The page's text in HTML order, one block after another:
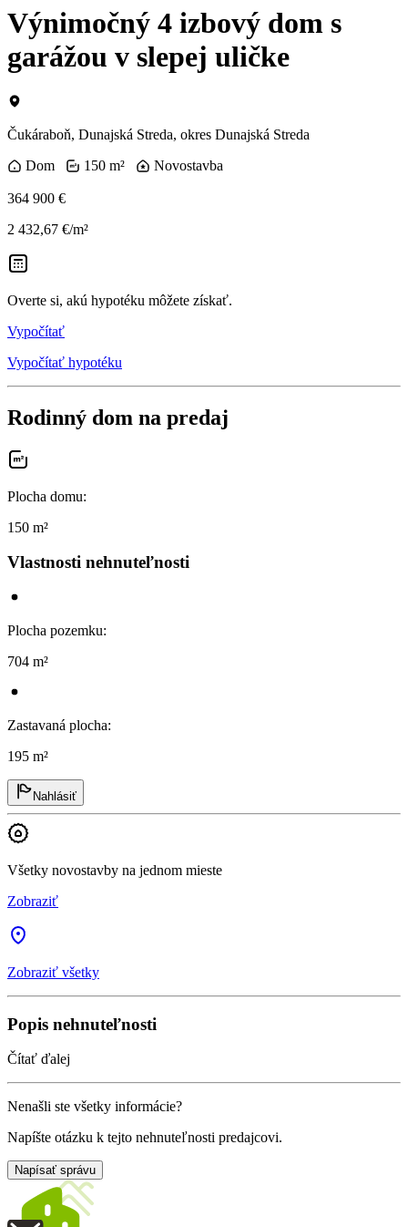
Výnimočný 4 izbový dom s
garážou v slepej uličke
Čukáraboň, Dunajská Streda, okres Dunajská Streda
Dom
150 m² Novostavba
364 900 €
2 432,67 €/m²
Overte si, akú hypotéku môžete získať.
Vypočítať
Vypočítať hypotéku
Rodinný dom na predaj
Plocha domu:
150 m²
Vlastnosti nehnuteľnosti
Plocha pozemku:
704 m²
Zastavaná plocha:
195 m²
Nahlásiť
Všetky novostavby na jednom mieste
Zobraziť
Zobraziť všetky
Popis nehnuteľnosti
Čítať ďalej
Nenašli ste všetky informácie?
Napíšte otázku k tejto nehnuteľnosti predajcovi.
Napísať správu